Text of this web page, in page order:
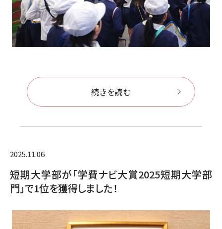
続きを読む
2025.11.06
短期大学部が「学費ナビ大賞2025短期大学部
門」で1位を獲得しました！